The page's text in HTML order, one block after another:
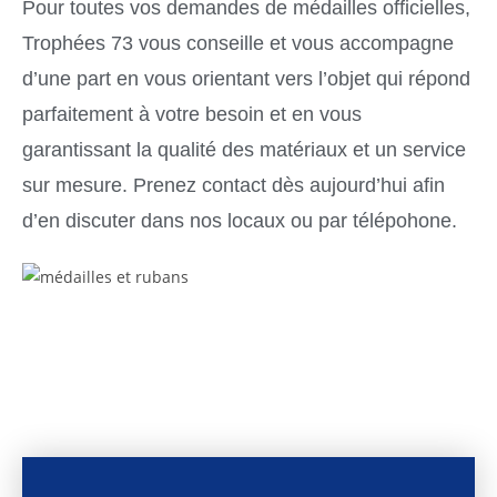
Pour toutes vos demandes de médailles officielles,
Trophées 73 vous conseille et vous accompagne
d’une part en vous orientant vers l’objet qui répond
parfaitement à votre besoin et en vous
garantissant la qualité des matériaux et un service
sur mesure. Prenez contact dès aujourd’hui afin
d’en discuter dans nos locaux ou par télépohone.